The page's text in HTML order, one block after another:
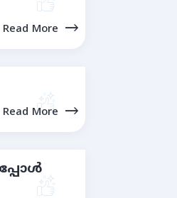
Read More
Read More